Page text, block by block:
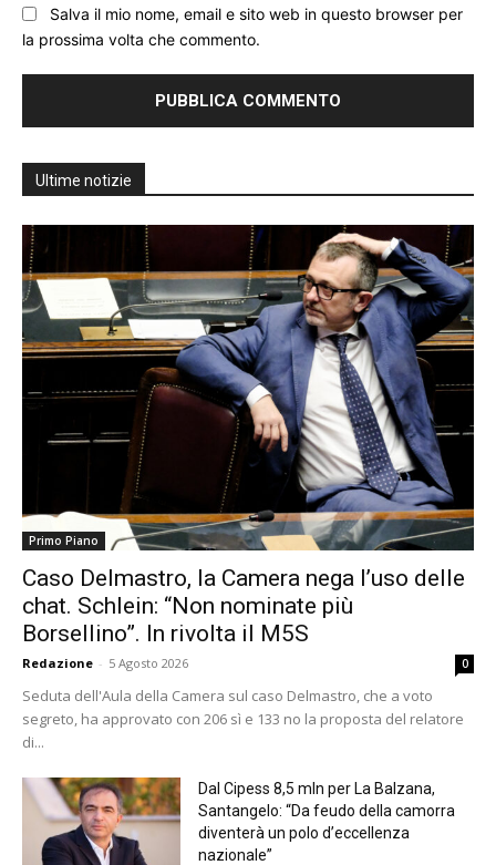
Salva il mio nome, email e sito web in questo browser per
la prossima volta che commento.
Ultime notizie
Primo Piano
Caso Delmastro, la Camera nega l’uso delle
chat. Schlein: “Non nominate più
Borsellino”. In rivolta il M5S
Redazione - 5 Agosto 2026 0
Seduta dell'Aula della Camera sul caso Delmastro, che a voto
segreto, ha approvato con 206 sì e 133 no la proposta del relatore
di...
Dal Cipess 8,5 mln per La Balzana,
Santangelo: “Da feudo della camorra
diventerà un polo d’eccellenza
nazionale”